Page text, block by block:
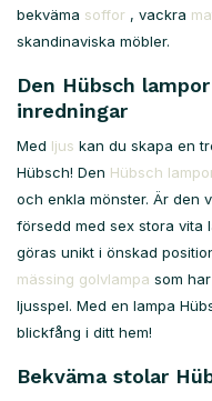
bekväma soffor , vackra
skandinaviska möbler.
Den Hübsch
inredningar
Med ljus kan du skapa en
Hübsch! Den Hübsch
och enkla mönster. Är den
försedd med sex stora vita
göras unikt i önskad
mässing golvlampa som
ljusspel. Med en lampa
blickfång i ditt hem!
Bekväma stolar